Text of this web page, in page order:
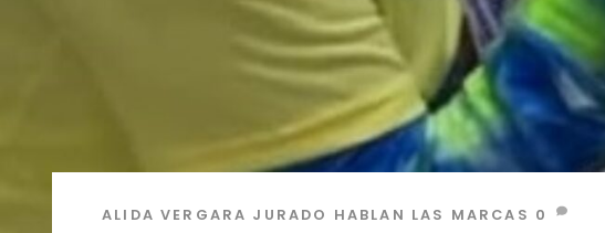
ALIDA VERGARA JURADO HABLAN LAS MARCAS 0